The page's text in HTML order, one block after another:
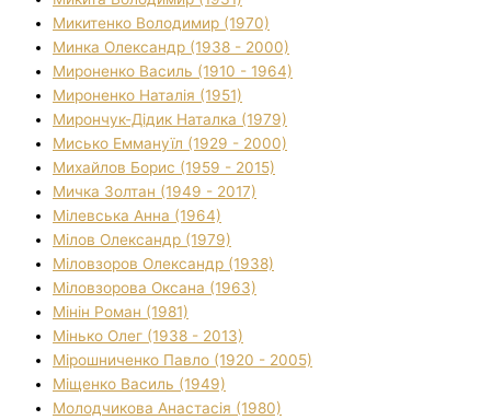
Микитенко Володимир (1970)
Минка Олександр (1938 - 2000)
Мироненко Василь (1910 - 1964)
Мироненко Наталія (1951)
Мирончук-Дідик Наталка (1979)
Мисько Еммануїл (1929 - 2000)
Михайлов Борис (1959 - 2015)
Мичка Золтан (1949 - 2017)
Мілевська Анна (1964)
Мілов Олександр (1979)
Міловзоров Олександр (1938)
Міловзорова Оксана (1963)
Мінін Роман (1981)
Мінько Олег (1938 - 2013)
Мірошниченко Павло (1920 - 2005)
Міщенко Василь (1949)
Молодчикова Анастасія (1980)